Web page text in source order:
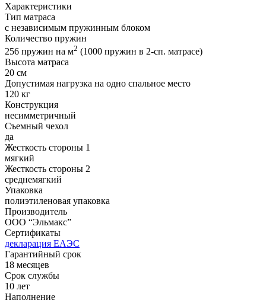
Характеристики
Тип матраса
с независимым пружинным блоком
Количество пружин
256 пружин на м2 (1000 пружин в 2-сп. матрасе)
Высота матраса
20 см
Допустимая нагрузка на одно спальное место
120 кг
Конструкция
несимметричный
Съемный чехол
да
Жесткость стороны 1
мягкий
Жесткость стороны 2
среднемягкий
Упаковка
полиэтиленовая упаковка
Производитель
ООО “Эльмакс”
Сертификаты
декларация ЕАЭС
Гарантийный срок
18 месяцев
Срок службы
10 лет
Наполнение